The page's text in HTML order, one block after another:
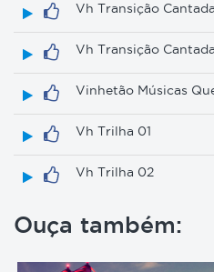
Vh Transição
Vh Transição
Vinhetão Músicas
Vh Trilha 01
Vh Trilha 02
Ouça também: